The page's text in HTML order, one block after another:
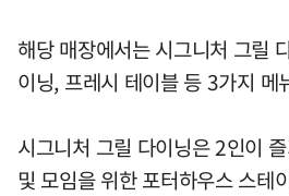
해당 매장에서는 시그니처 그릴
이닝, 프레시 테이블 등 3가지 메
시그니처 그릴 다이닝은 2인이
및 모임을 위한 포터하우스 스테